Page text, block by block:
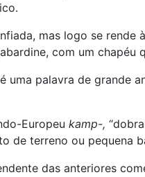
mas logo se rende
com um chapéu
uma palavra de grande
Europeu kamp-,
de terreno ou pequena
das anteriores